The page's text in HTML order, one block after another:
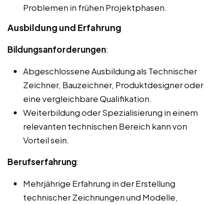
Problemen in frühen Projektphasen.
Ausbildung und Erfahrung
Bildungsanforderungen:
Abgeschlossene Ausbildung als Technischer
Zeichner, Bauzeichner, Produktdesigner oder
eine vergleichbare Qualifikation.
Weiterbildung oder Spezialisierung in einem
relevanten technischen Bereich kann von
Vorteil sein.
Berufserfahrung:
Mehrjährige Erfahrung in der Erstellung
technischer Zeichnungen und Modelle,